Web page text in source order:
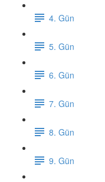
4. Gün
5. Gün
6. Gün
7. Gün
8. Gün
9. Gün